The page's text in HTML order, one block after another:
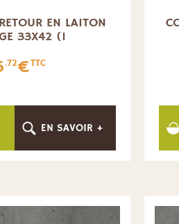
EN LAITON
33X42 (1
.72€TTC
EN SAVOIR +